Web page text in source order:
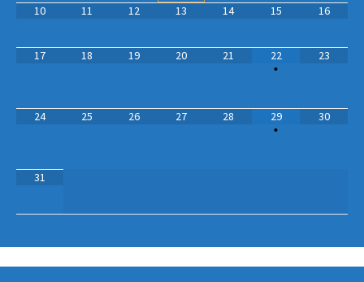
10 11 12 13 14 15 16
17 18 19 20 21 22
•
23
24 25 26 27 28 29
•
30
31